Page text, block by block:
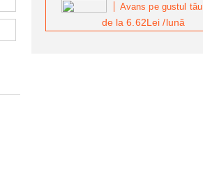
de la6.62Lei/lună
Avans pe gustul tău